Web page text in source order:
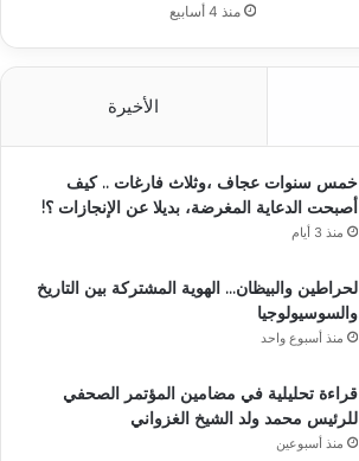
منذ 4 أسابيع
الأخيرة
خمس سنوات عجاف ،وثلاث فارغات .. كيف
أصبحت الدعاية المغرضة، بديلا عن الإنجازات ؟!
منذ 3 أيام
لحراطين والبيظان… الهوية المشتركة بين التاريخ
والسوسيولوجيا
منذ أسبوع واحد
قراءة تحليلية في مضامين المؤتمر الصحفي
للرئيس محمد ولد الشيخ الغزواني
منذ أسبوعين